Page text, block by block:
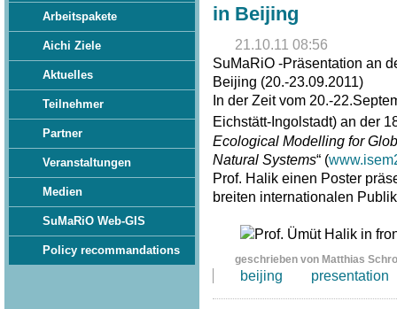
Arbeitspakete
Aichi Ziele
Aktuelles
Teilnehmer
Partner
Veranstaltungen
Medien
SuMaRiO Web-GIS
Policy recommandations
in Beijing
21.10.11 08:56
SuMaRiO -Präsentation an
Beijing (20.-23.09.2011)
In der Zeit vom 20.-
Eichstätt-Ingolstadt) an der
Ecological Modelling for
Natural Systems“ (
Prof. Halik einen Poster
breiten internationalen
geschrieben von Matthias
beijing presentation